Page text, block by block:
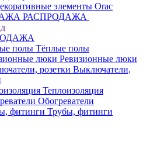
элементы Orac
РАСПРОДАЖА
Тёплые полы
Ревизионные люки
Выключатели,
Теплоизоляция
Обогреватели
Трубы, фитинги